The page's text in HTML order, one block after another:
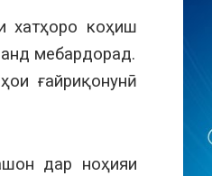
хатҳоро коҳиш
мебардорад.
ғайриқонунӣ
дар ноҳияи